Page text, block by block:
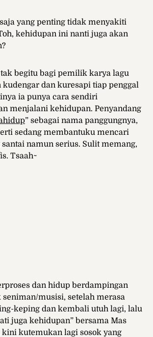
yang penting tidak menyakiti
kehidupan ini nanti juga akan
begitu bagi pemilik karya lagu
kudengar dan kuresapi tiap penggal
ia punya cara sendiri
menjalani kehidupan. Penyandang
” sebagai nama panggungnya,
sedang membantuku mencari
namun serius. Sulit memang,
Tsaah~
dan hidup berdampingan
seniman/musisi, setelah merasa
keping dan kembali utuh lagi, lalu
juga kehidupan” bersama Mas
kini kutemukan lagi sosok yang